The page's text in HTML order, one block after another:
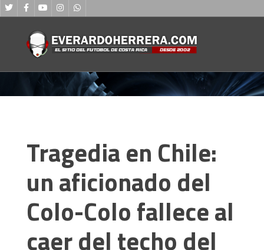
Tragedia en Chile:
un aficionado del
Colo-Colo fallece al
caer del techo del